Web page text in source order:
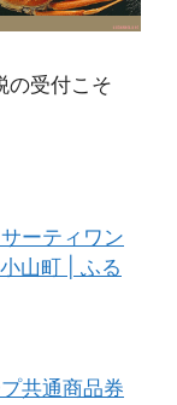
の受付こそ
ーティワン
山町 | ふる
共通商品券